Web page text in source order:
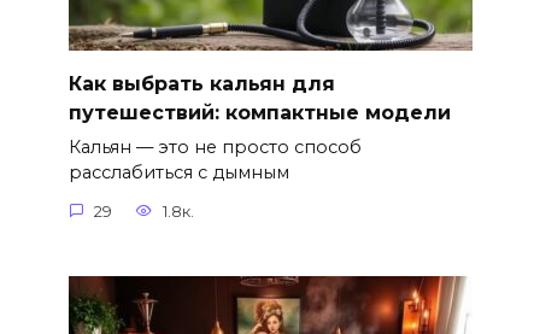
Как выбрать кальян для
путешествий: компактные модели
Кальян — это не просто способ
расслабиться с дымным
29 1.8к.